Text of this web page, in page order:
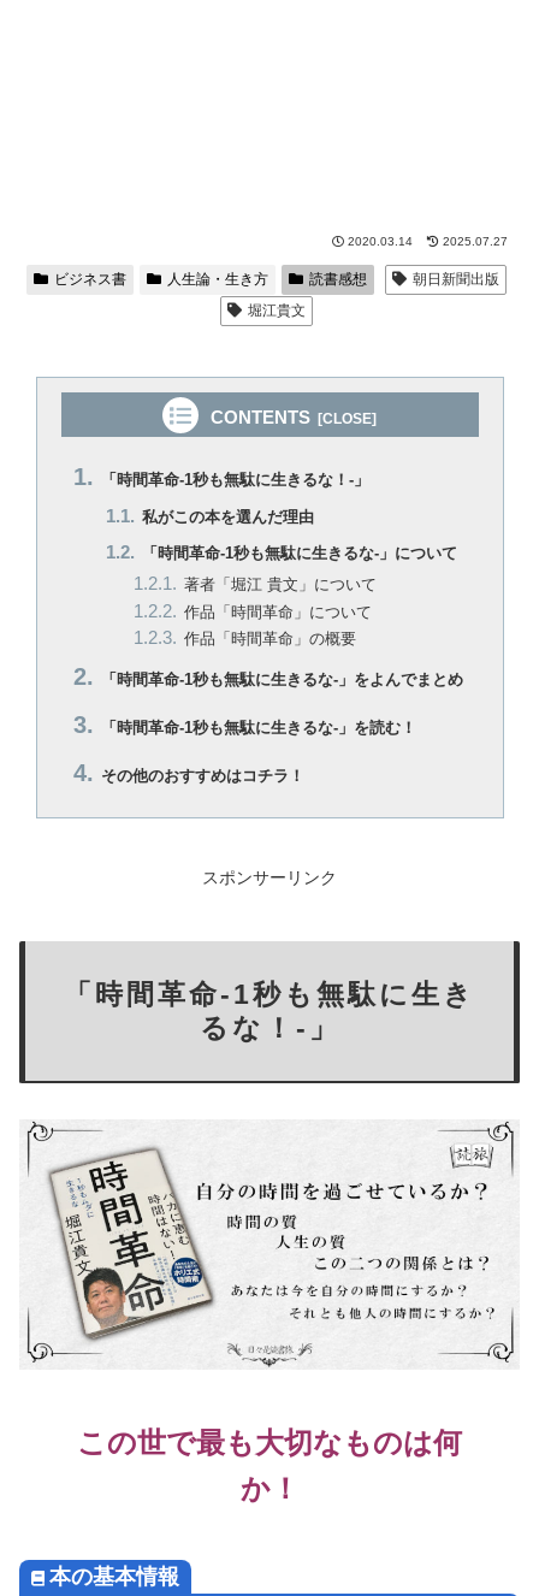
2020.03.14 2025.07.27
ビジネス書 人生論・生き方 読書感想
朝日新聞出版
堀江貴文
CONTENTS
「時間革命-1秒も無駄に生きるな！-」
私がこの本を選んだ理由
「時間革命-1秒も無駄に生きるな-」について
著者「堀江 貴文」について
作品「時間革命」について
作品「時間革命」の概要
「時間革命-1秒も無駄に生きるな-」をよんでまとめ
「時間革命-1秒も無駄に生きるな-」を読む！
その他のおすすめはコチラ！
スポンサーリンク
「時間革命-1秒も無駄に生き
るな！-」
この世で最も大切なものは何
か！
本の基本情報